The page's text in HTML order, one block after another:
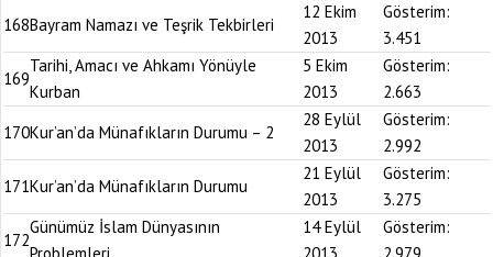
168Bayram Namazı ve Teşrik Tekbirleri
12 Ekim
2013
Gösterim:
3.451
169
Tarihi, Amacı ve Ahkamı Yönüyle
Kurban
5 Ekim
2013
Gösterim:
2.663
170Kur’an’da Münafıkların Durumu – 2
28 Eylül
2013
Gösterim:
2.992
171Kur’an’da Münafıkların Durumu
21 Eylül
2013
Gösterim:
3.275
172
Günümüz İslam Dünyasının
14 Eylül
Gösterim: